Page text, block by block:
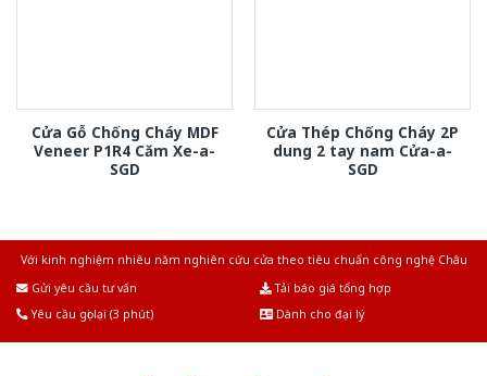
Cửa Gỗ Chống Cháy MDF
Veneer P1R4 Căm Xe-a-
SGD
Cửa Thép Chống Cháy 2P
dung 2 tay nam Cửa-a-
SGD
Với kinh nghiệm nhiêu năm nghiên cứu cửa theo tiêu chuẩn công nghệ Châu
Gửi yêu cầu tư vấn
Tải báo giá tổng hợp
Yêu cầu gọi lại (3 phút)
Dành cho đại lý